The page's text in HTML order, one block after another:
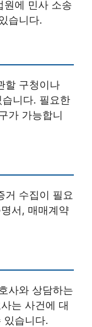
원에 민사 소송
습니다.
할 구청이나
니다. 필요한
가 가능합니
거 수집이 필요
서, 매매계약
사와 상담하는
는 사건에 대
있습니다.